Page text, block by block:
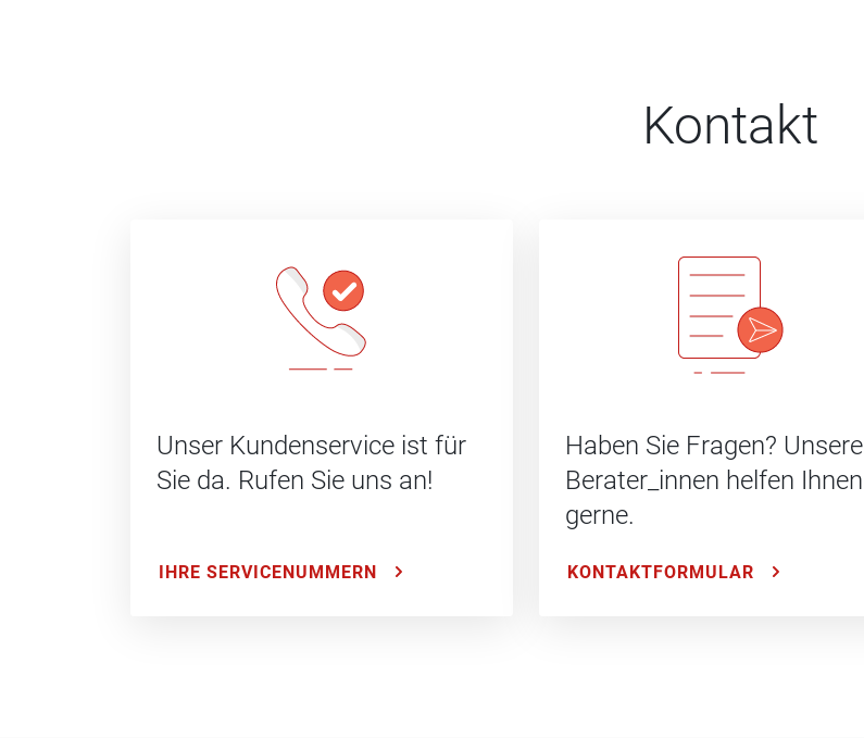
Kontakt
Unser Kundenservice ist für
Sie da. Rufen Sie uns an!
IHRE SERVICENUMMERN
Haben Sie Fragen? Unsere
Berater_innen helfen Ihnen
gerne.
KONTAKTFORMULAR